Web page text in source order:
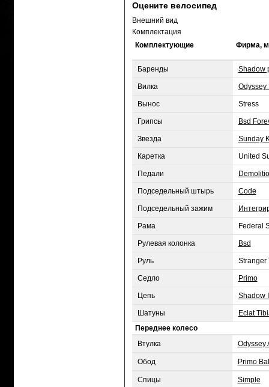
Оцените велосипед
Внешний вид
Комплектация
Комплектующие
Фирма,
Баренды Shadow
Вилка Odyssey
Вынос Stress
Грипсы Bsd
Звезда Sunday
Каретка United
Педали
Подседельный штырь Code
Подседельный зажим
Рама Federal
Рулевая колонка Bsd
Руль Stranger
Седло Primo
Цепь Shadow
Шатуны
Eclat
Переднее колесо
Втулка
Odyssey
Обод Primo
Спицы Simple